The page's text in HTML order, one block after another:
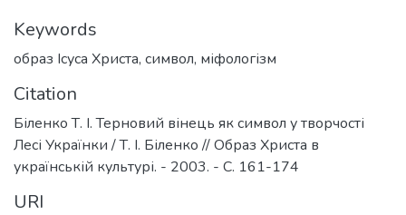
Keywords
образ Ісуса Христа, символ, міфологізм
Citation
Біленко Т. І. Терновий вінець як символ у творчості
Лесі Українки / Т. І. Біленко // Образ Христа в
українській культурі. - 2003. - С. 161-174
URI